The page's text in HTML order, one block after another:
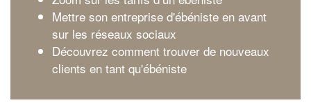
Mettre son entreprise d'ébéniste en avant
sur les réseaux sociaux
Découvrez comment trouver de nouveaux
clients en tant qu'ébéniste